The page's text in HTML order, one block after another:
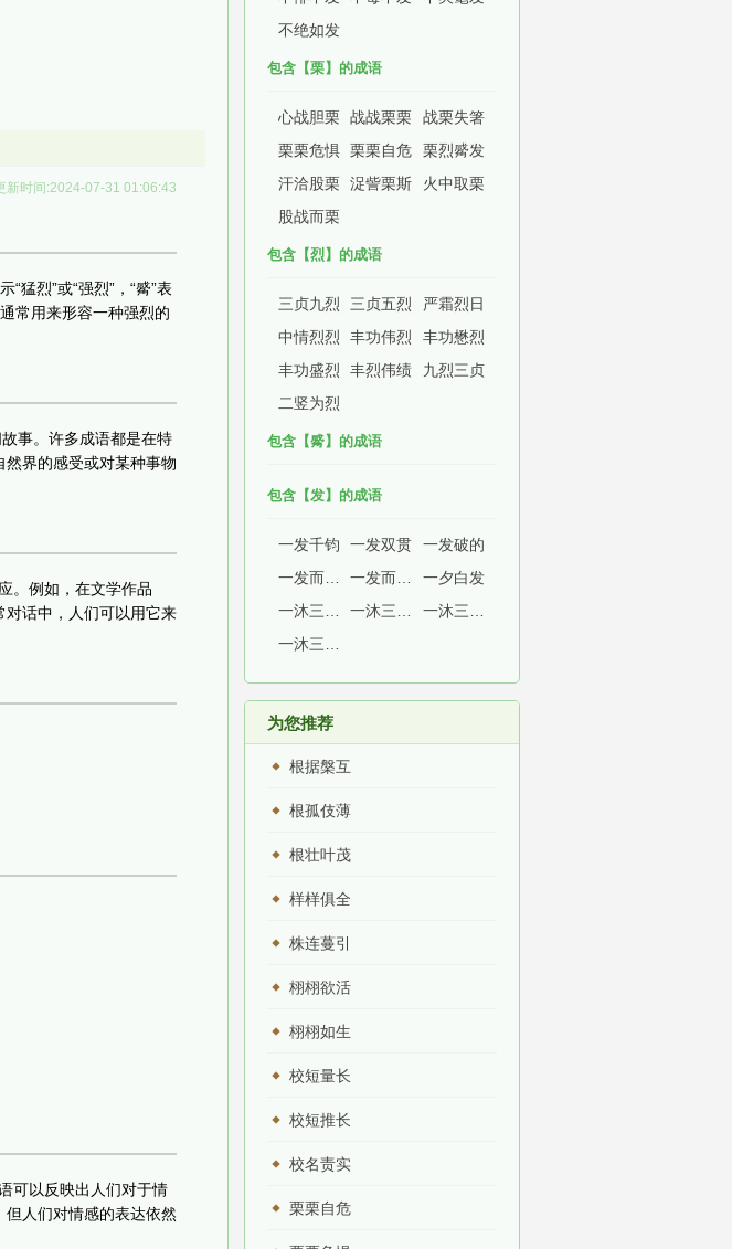
新时间:2024-07-31 01:06:43
“猛烈”或“强烈”，“觱”表
通常用来形容一种强烈的
事。许多成语都是在特
界的感受或对某种事物
。例如，在文学作品
话中，人们可以用它来
可以反映出人们对于情
人们对情感的表达依然
不绝如发
包含【栗】的成语
心战胆栗 战战栗栗
战栗失箸
栗栗危惧 栗栗自危
栗烈觱发
汗洽股栗
浞訾栗斯
火中取栗
股战而栗
包含【烈】的成语
三贞九烈 三贞五烈
严霜烈日
中情烈烈
丰功伟烈
丰功懋烈
丰功盛烈
丰烈伟绩
九烈三贞
二竖为烈
包含【觱】的成语
包含【发】的成语
一发千钧 一发双贯
一发破的
一夕白发
为您推荐
根据槃互
根孤伎薄
根壮叶茂
样样俱全
株连蔓引
栩栩欲活
栩栩如生
校短量长
校短推长
校名责实
栗栗自危